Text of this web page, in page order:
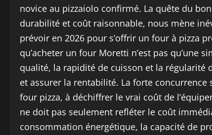
novice au pizzaiolo confirmé. La quête du
durabilité et coût raisonnable, nous mène
prévoir en 2026 pour s’offrir un four à pizza
qu’acheter un four Moretti n’est pas qu’une
qualité, la rapidité de cuisson et la régularité
et assurer la rentabilité. La forte
four pizza, à déchiffrer le vrai coût de
ne doit pas seulement refléter le coût
consommation énergétique, la capacité de